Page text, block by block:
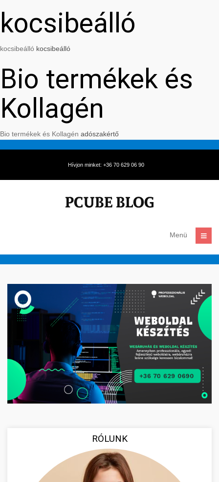
kocsibeálló
kocsibeálló kocsibeálló
Bio termékek és
Kollagén
Bio termékek és Kollagén adószakértő
Hívjon minket: +36 70 629 06 90
Menü
RÓLUNK